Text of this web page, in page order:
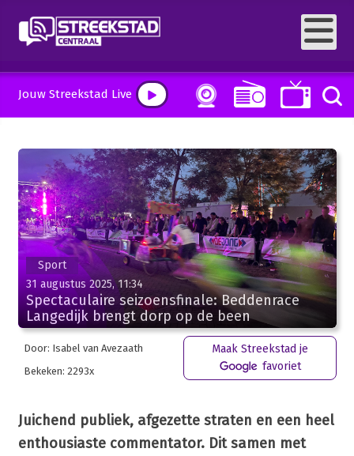
Jouw Streekstad Live
Sport
31 augustus 2025, 11:34
Spectaculaire seizoensfinale: Beddenrace
Langedijk brengt dorp op de been
Door: Isabel van Avezaath
Bekeken: 2293x
Maak Streekstad je
favoriet
Juichend publiek, afgezette straten en een heel
enthousiaste commentator. Dit samen met